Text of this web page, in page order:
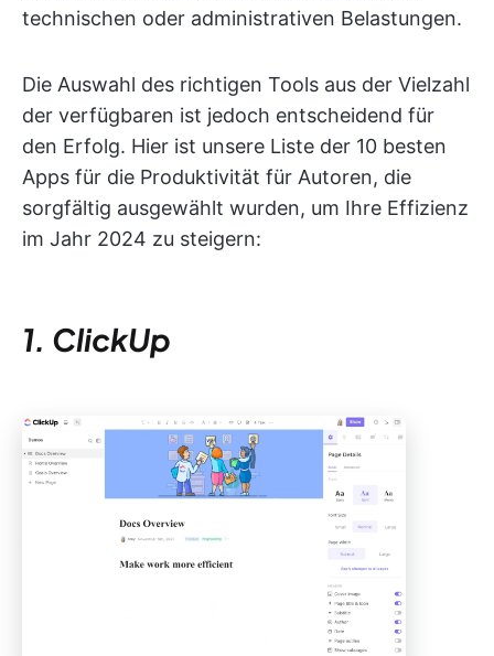
technischen oder administrativen Belastungen.
Die Auswahl des richtigen Tools aus der Vielzahl
der verfügbaren ist jedoch entscheidend für
den Erfolg. Hier ist unsere Liste der 10 besten
Apps für die Produktivität für Autoren, die
sorgfältig ausgewählt wurden, um Ihre Effizienz
im Jahr 2024 zu steigern:
1. ClickUp